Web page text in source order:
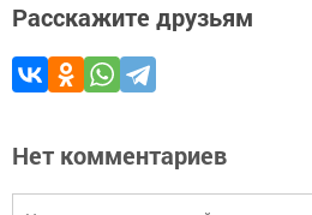
Расскажите друзьям
Нет комментариев